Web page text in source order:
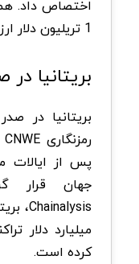
اختصاص داد.
1 تریلیون دلار ارزش زنجیره‌ای دریافت کرده است.
بریتانیا در
بریتانیا در
پس از ایالات
جهان قرار
میلیارد دلار
کرده است.